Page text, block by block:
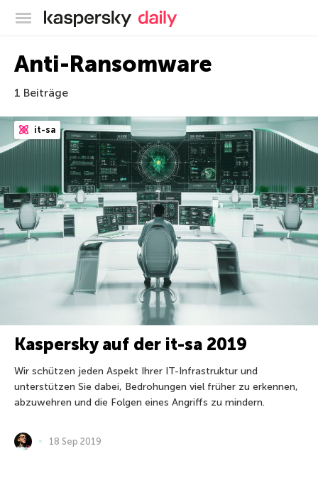
Offizieller Blog von Kaspersky
Anti-Ransomware
1 Beiträge
it-sa
Kaspersky auf der it-sa 2019
Wir schützen jeden Aspekt Ihrer IT-Infrastruktur und
unterstützen Sie dabei, Bedrohungen viel früher zu erkennen,
abzuwehren und die Folgen eines Angriffs zu mindern.
18 Sep 2019